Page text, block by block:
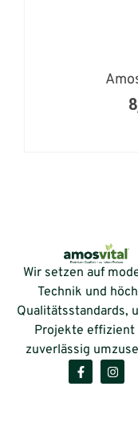
Wir setzen auf
Technik und
Qualitätsstandards,
Projekte effizient
zuverlässig